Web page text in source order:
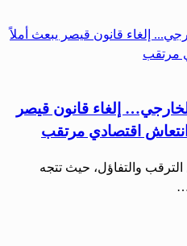
إلغاء قانون قيصر
اقتصادي مرتقب
والتفاؤل، حيث تتجه